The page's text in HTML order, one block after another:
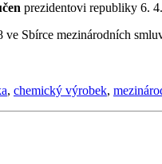
prezidentovi republiky 6.
ve Sbírce mezinárodních
, chemický výrobek,